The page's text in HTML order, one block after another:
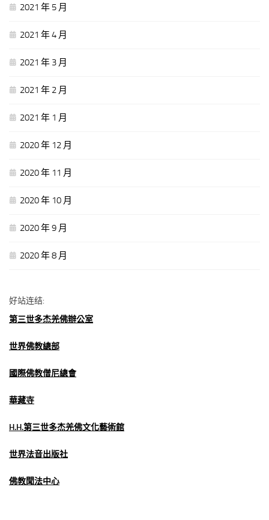
2021 年 5 月
2021 年 4 月
2021 年 3 月
2021 年 2 月
2021 年 1 月
2020 年 12 月
2020 年 11 月
2020 年 10 月
2020 年 9 月
2020 年 8 月
好站连结:
第三世多杰羌佛辦公室
世界佛教總部
國際佛教僧尼總會
華藏寺
H.H.第三世多杰羌佛文化藝術館
世界法音出版社
佛教聞法中心